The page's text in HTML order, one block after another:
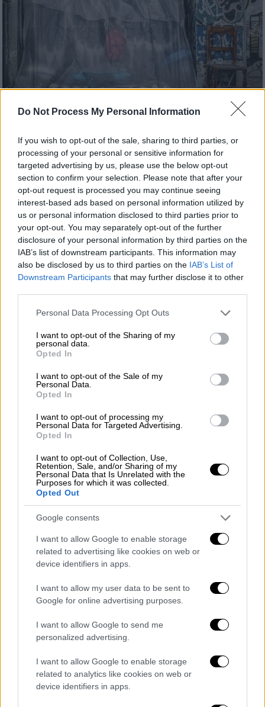
Do Not Process My Personal Information
If you wish to opt-out of the sale, sharing to third parties, or
processing of your personal or sensitive information for
targeted advertising by us, please use the below opt-out
section to confirm your selection. Please note that after your
opt-out request is processed you may continue seeing
interest-based ads based on personal information utilized by
us or personal information disclosed to third parties prior to
your opt-out. You may separately opt-out of the further
disclosure of your personal information by third parties on the
IAB’s list of downstream participants. This information may
also be disclosed by us to third parties on the IAB’s List of
Downstream Participants that may further disclose it to other
Please note that this website/app uses one or more Google
not limited to your visit or usage behaviour. You may click to
grant or deny consent to Google and its third-party tags to
use your data for below specified purposes in below Google
consent section.
Personal Data Processing Opt Outs
I want to opt-out of the Sharing of my
personal data.
Opted In
I want to opt-out of the Sale of my
Personal Data.
Opted In
I want to opt-out of processing my
Personal Data for Targeted Advertising.
Opted In
I want to opt-out of Collection, Use,
Retention, Sale, and/or Sharing of my
Personal Data that Is Unrelated with the
Purposes for which it was collected.
Opted Out
Google consents
I want to allow Google to enable storage
related to advertising like cookies on web or
device identifiers in apps.
I want to allow my user data to be sent to
Google for online advertising purposes.
I want to allow Google to send me
personalized advertising.
I want to allow Google to enable storage
related to analytics like cookies on web or
device identifiers in apps.
Ιανός: Σάλος με το email για τους
άστεγους - Βρεγμένες μοκέτες και
σειρήνες για να μην κοιμούνται απέξω
Τι αναφέρει το email που διέρρευσε -
Τεράστιες αντιδράσεις στο twitter
Βιβλίο|23.11.2021 18:24
Ταξίδι με τον Μίκη
«Ταξίδι στον Ωκεανό της Μουσικής και της
Ιστορίας» είναι το νέο βιβλίο της
Αναστασίας Βούλγαρη, που έγραψε σχεδόν
μαζί με τον Μίκη Θεοδωράκη και
κυκλοφορεί από τις εκδόσεις Ιανός